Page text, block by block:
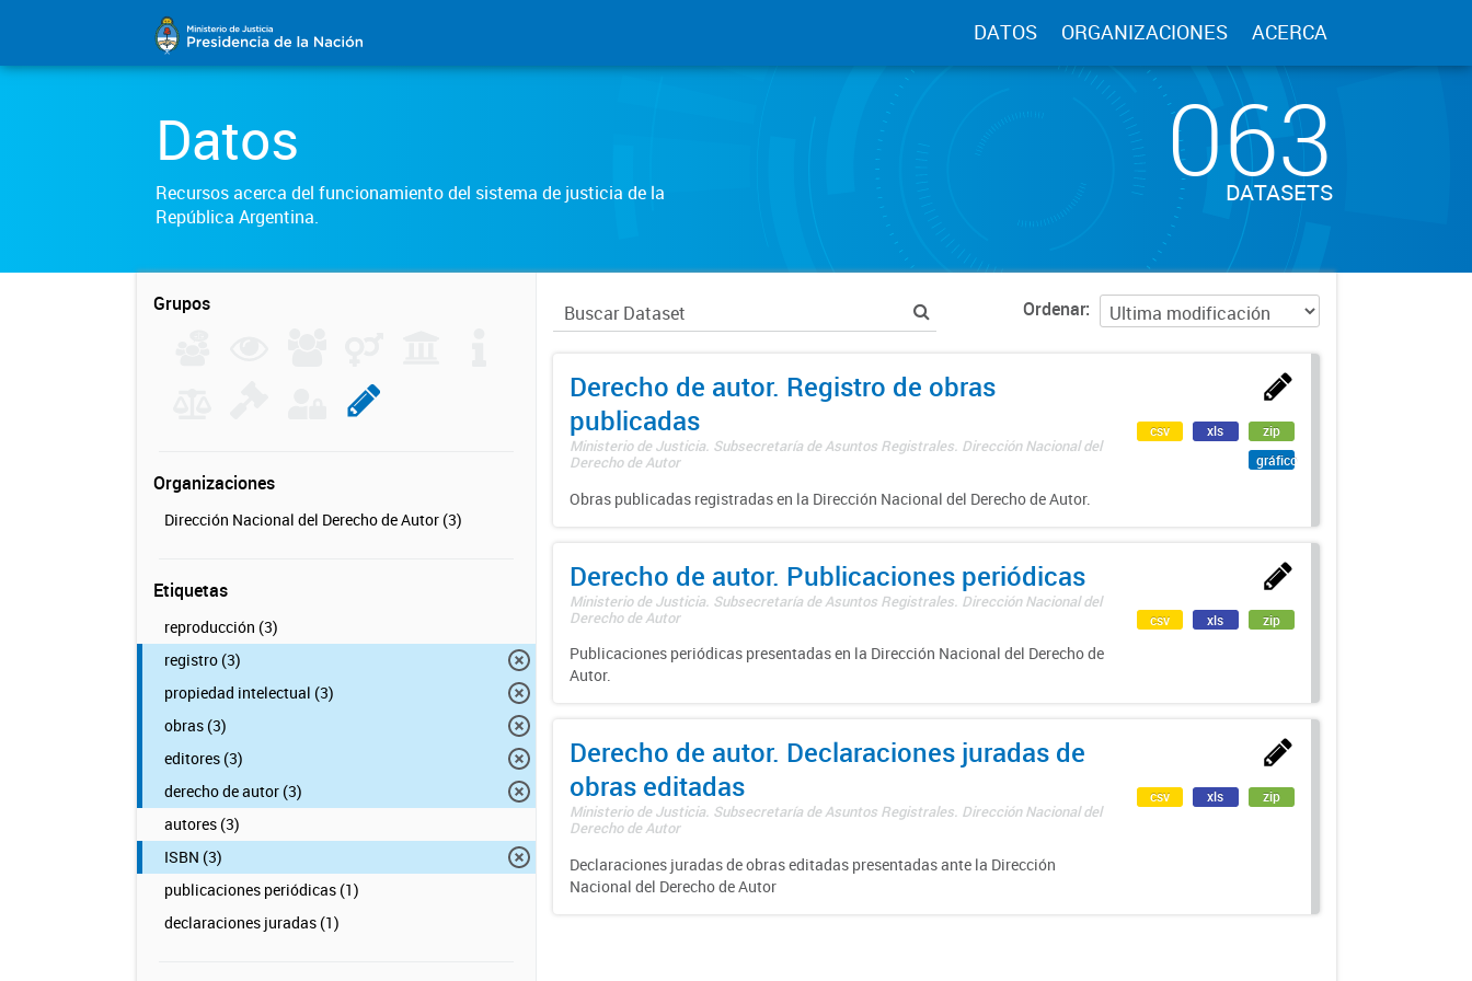
DATOS ORGANIZACIONES ACERCA
Datos
Recursos acerca del funcionamiento del sistema de justicia de la
República Argentina.
063
DATASETS
Grupos
Organizaciones
Dirección Nacional del Derecho de Autor (3)
Etiquetas
reproducción (3)
registro (3)
propiedad intelectual (3)
obras (3)
editores (3)
derecho de autor (3)
autores (3)
ISBN (3)
publicaciones periódicas (1)
declaraciones juradas (1)
Ordenar
Derecho de autor. Registro de obras
publicadas
Ministerio de Justicia. Subsecretaría de Asuntos Registrales. Dirección Nacional del
Derecho de Autor
Obras publicadas registradas en la Dirección Nacional del Derecho de Autor.
csv xls
zip
gráfico
Derecho de autor. Publicaciones periódicas
Ministerio de Justicia. Subsecretaría de Asuntos Registrales. Dirección Nacional del
Derecho de Autor
Publicaciones periódicas presentadas en la Dirección Nacional del Derecho de
Autor.
csv xls zip
Derecho de autor. Declaraciones juradas de
obras editadas
Ministerio de Justicia. Subsecretaría de Asuntos Registrales. Dirección Nacional del
Derecho de Autor
Declaraciones juradas de obras editadas presentadas ante la Dirección
Nacional del Derecho de Autor
csv xls zip